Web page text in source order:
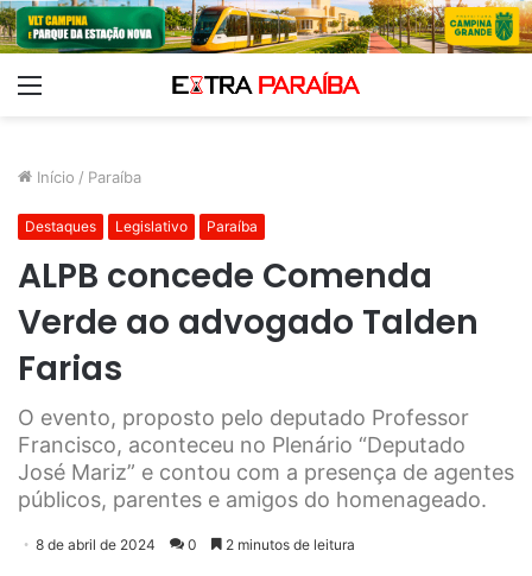
Início / Paraíba
Destaques Legislativo Paraíba
ALPB concede Comenda
Verde ao advogado Talden
Farias
O evento, proposto pelo deputado Professor
Francisco, aconteceu no Plenário “Deputado
José Mariz” e contou com a presença de agentes
públicos, parentes e amigos do homenageado.
8 de abril de 2024 0 2 minutos de leitura